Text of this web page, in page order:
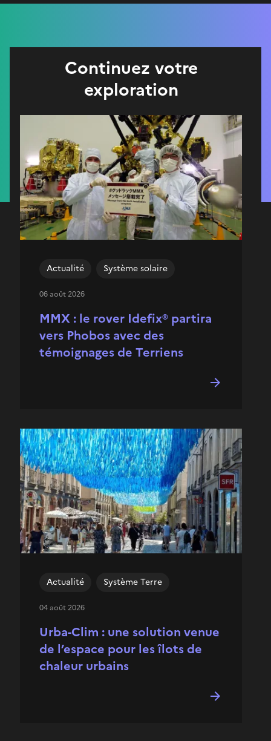
Continuez votre
exploration
MMX : le rover Idefix® partira
vers Phobos avec des
témoignages de Terriens
Actualité Système solaire
06 août 2026
Urba-Clim : une solution venue
de l’espace pour les îlots de
chaleur urbains
Actualité Système Terre
04 août 2026